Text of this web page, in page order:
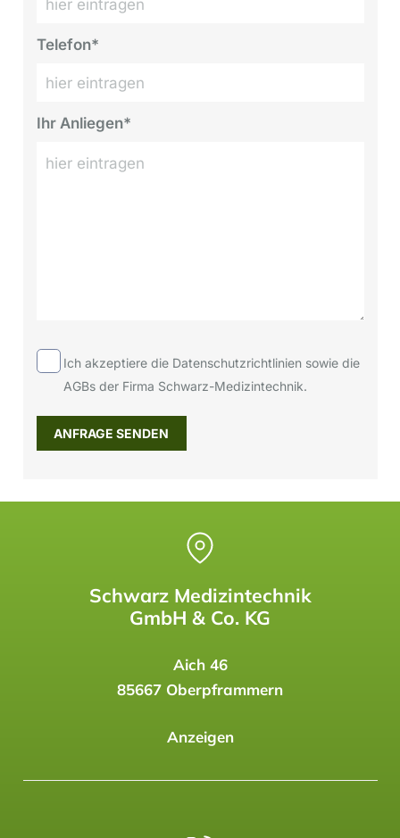
Telefon*
Ihr Anliegen*
Ich akzeptiere die Datenschutzrichtlinien sowie die
AGBs der Firma Schwarz-Medizintechnik.
Schwarz Medizintechnik
GmbH & Co. KG
Aich 46
85667 Oberpframmern
Anzeigen